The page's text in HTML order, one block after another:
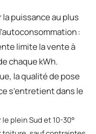
puissance au plus
:
limite la vente à
chaque kWh.
la qualité de pose
s’entretient dans le
plein Sud et 10-30°